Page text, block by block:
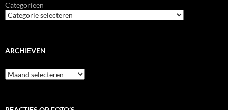
Categorieën
ARCHIEVEN
Archieven